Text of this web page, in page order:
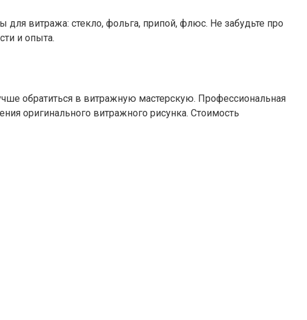
витража: стекло, фольга, припой, флюс. Не забудьте про
и опыта.
обратиться в витражную мастерскую. Профессиональная
оригинального витражного рисунка. Стоимость